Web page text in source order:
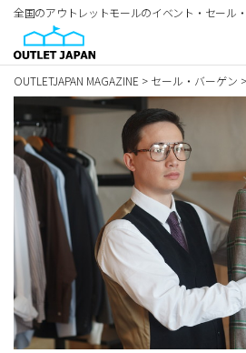
全国のアウトレットモールのイベント・セール
OUTLETJAPAN MAGAZINE > セール・バーゲン >